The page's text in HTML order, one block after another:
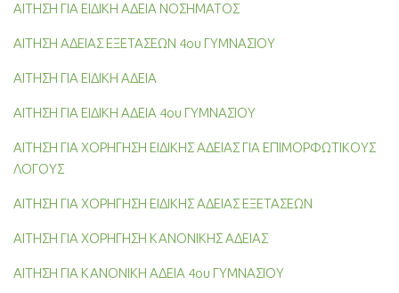
ΑΙΤΗΣΗ ΓΙΑ ΕΙΔΙΚΗ ΑΔΕΙΑ ΝΟΣΗΜΑΤΟΣ
ΑΙΤΗΣΗ ΑΔΕΙΑΣ ΕΞΕΤΑΣΕΩΝ 4ου ΓΥΜΝΑΣΙΟΥ
ΑΙΤΗΣΗ ΓΙΑ ΕΙΔΙΚΗ ΑΔΕΙΑ
ΑΙΤΗΣΗ ΓΙΑ ΕΙΔΙΚΗ ΑΔΕΙΑ 4ου ΓΥΜΝΑΣΙΟΥ
ΑΙΤΗΣΗ ΓΙΑ ΧΟΡΗΓΗΣΗ ΕΙΔΙΚΗΣ ΑΔΕΙΑΣ ΓΙΑ ΕΠΙΜΟΡΦΩΤΙΚΟΥΣ
ΛΟΓΟΥΣ
ΑΙΤΗΣΗ ΓΙΑ ΧΟΡΗΓΗΣΗ ΕΙΔΙΚΗΣ ΑΔΕΙΑΣ ΕΞΕΤΑΣΕΩΝ
ΑΙΤΗΣΗ ΓΙΑ ΧΟΡΗΓΗΣΗ ΚΑΝΟΝΙΚΗΣ ΑΔΕΙΑΣ
ΑΙΤΗΣΗ ΓΙΑ ΚΑΝΟΝΙΚΗ ΑΔΕΙΑ 4ου ΓΥΜΝΑΣΙΟΥ